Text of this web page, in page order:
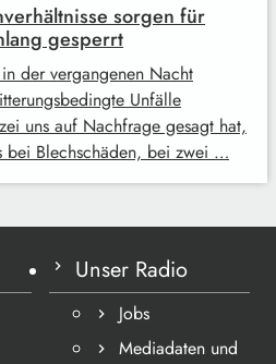
sorgen für
gesperrt
der vergangenen Nacht
Unfälle
uns auf Nachfrage gesagt hat,
bei Blechschäden, bei zwei …
Unser Radio
Jobs
Mediadaten und